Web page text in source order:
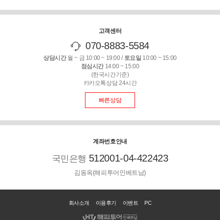
고객센터
070-8883-5584
상담시간월 ~ 금 10:00 ~ 19:00 / 토요일 10:00 ~ 15:00
점심시간14:00 ~ 15:00
(한국시간기준)
카카오톡상담 24시간
빠른상담
계좌번호안내
국민은행 512001-04-422423
김동옥(해피투어인베트남)
회사소개 이용후기 이벤트 PC